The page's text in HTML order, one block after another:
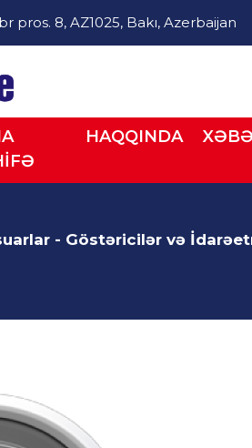
pros. 8, AZ1025, Bakı, Azerbaijan
HAQQINDA
- Göstəricilər və